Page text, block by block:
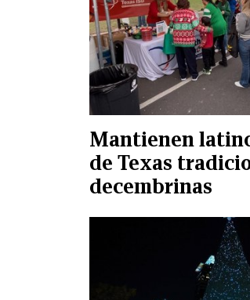
Mantienen
de Texas
decembrinas